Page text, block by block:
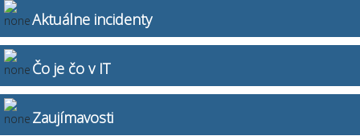
Aktuálne incidenty
Čo je čo v IT
Zaujímavosti